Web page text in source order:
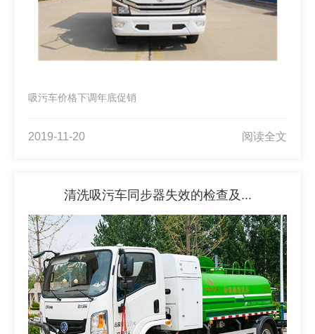
吸污车价格下调年底促销
2019-11-20 阅读全文
清洗吸污车同步器失效的检查及...